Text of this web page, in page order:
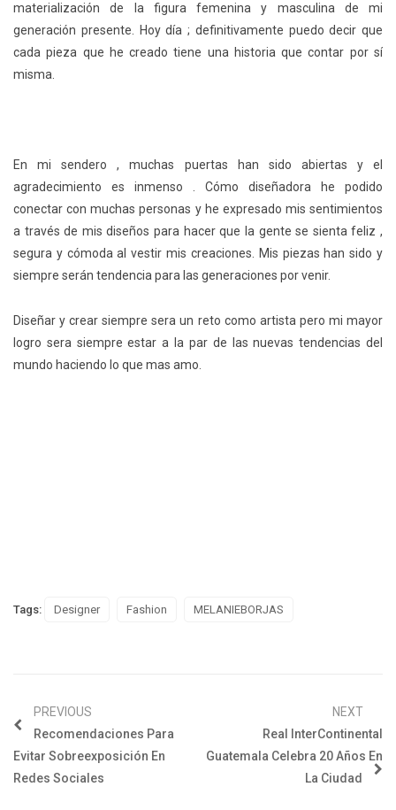
materialización de la figura femenina y masculina de mi
generación presente. Hoy día ; definitivamente puedo decir que
cada pieza que he creado tiene una historia que contar por sí
misma.
En mi sendero , muchas puertas han sido abiertas y el
agradecimiento es inmenso . Cómo diseñadora he podido
conectar con muchas personas y he expresado mis sentimientos
a través de mis diseños para hacer que la gente se sienta feliz ,
segura y cómoda al vestir mis creaciones. Mis piezas han sido y
siempre serán tendencia para las generaciones por venir.
Diseñar y crear siempre sera un reto como artista pero mi mayor
logro sera siempre estar a la par de las nuevas tendencias del
mundo haciendo lo que mas amo.
Tags: Designer Fashion MELANIEBORJAS
PREVIOUS
Recomendaciones Para
Evitar Sobreexposición En
Redes Sociales
NEXT
Real InterContinental
Guatemala Celebra 20 Años En
La Ciudad